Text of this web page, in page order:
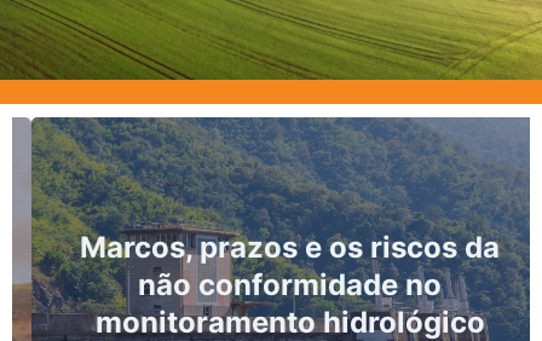
Marcos, prazos e os riscos da
não conformidade no
monitoramento hidrológico